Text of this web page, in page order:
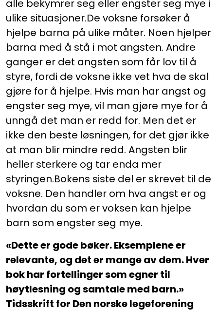
alle bekymrer seg eller engster seg mye i
ulike situasjoner.De voksne forsøker å
hjelpe barna på ulike måter. Noen hjelper
barna med å stå i mot angsten. Andre
ganger er det angsten som får lov til å
styre, fordi de voksne ikke vet hva de skal
gjøre for å hjelpe. Hvis man har angst og
engster seg mye, vil man gjøre mye for å
unngå det man er redd for. Men det er
ikke den beste løsningen, for det gjør ikke
at man blir mindre redd. Angsten blir
heller sterkere og tar enda mer
styringen.Bokens siste del er skrevet til de
voksne. Den handler om hva angst er og
hvordan du som er voksen kan hjelpe
barn som engster seg mye.
«Dette er gode bøker. Eksemplene er
relevante, og det er mange av dem. Hver
bok har fortellinger som egner til
høytlesning og samtale med barn.»
Tidsskrift for Den norske legeforening